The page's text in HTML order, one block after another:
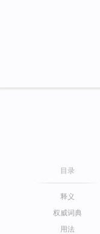
目录
释义
权威词典
用法